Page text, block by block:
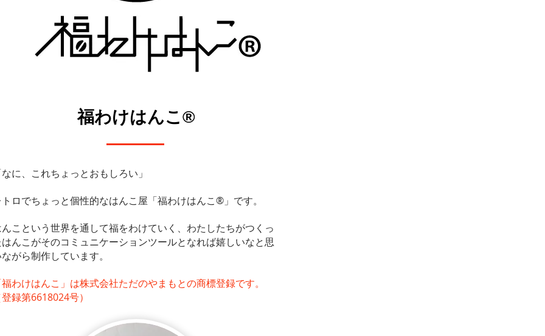
福わけはんこ®
に、これちょっとおもしろい」
ロでちょっと個性的なはんこ屋「福わけはんこ®」です。
こという世界を通して福をわけていく、わたしたちがつくっ
んこがそのコミュニケーションツールとなれば嬉しいなと思
がら制作しています。
わけはんこ」は株式会社ただのやまもとの商標登録です。
録第6618024号）